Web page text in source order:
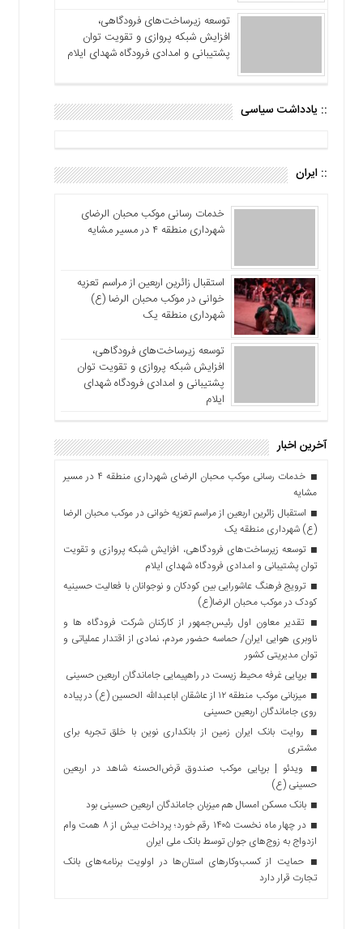
توسعه زیرساخت‌های فرودگاهی،
افزایش شبکه پروازی و تقویت توان
پشتیبانی و امدادی فرودگاه شهدای ایلام
:: یادداشت سیاسی
:: ایران
خدمات رسانی موکب محبان الرضای
شهرداری منطقه ۴ در مسیر مشایه
استقبال زائرین اربعین از مراسم تعزیه
خوانی در موکب محبان الرضا (ع)
شهرداری منطقه یک
توسعه زیرساخت‌های فرودگاهی،
افزایش شبکه پروازی و تقویت توان
پشتیبانی و امدادی فرودگاه شهدای
ایلام
آخرین اخبار
خدمات رسانی موکب محبان الرضای شهرداری منطقه ۴ در مسیر
مشایه
استقبال زائرین اربعین از مراسم تعزیه خوانی در موکب محبان الرضا
(ع) شهرداری منطقه یک
توسعه زیرساخت‌های فرودگاهی، افزایش شبکه پروازی و تقویت
توان پشتیبانی و امدادی فرودگاه شهدای ایلام
ترویج فرهنگ عاشورایی بین کودکان و نوجوانان با فعالیت حسینیه
کودک در موکب محبان الرضا(ع)
تقدیر معاون اول رئیس‌جمهور از کارکنان شرکت فرودگاه ها و
ناوبری هوایی ایران/ حماسه حضور مردم، نمادی از اقتدار عملیاتی و
توان مدیریتی کشور
برپایی غرفه محیط زیست در راهپیمایی جاماندگان اربعین حسینی
میزبانی موکب منطقه ۱۲ از عاشقان اباعبدالله الحسین (ع) در پیاده
روی جاماندگان اربعین حسینی
روایت بانک ایران زمین از بانکداری نوین با خلق تجربه برای
مشتری
ویدئو | برپایی موکب صندوق قرض‌الحسنه شاهد در اربعین
حسینی (ع)
بانک مسکن امسال هم میزبان جاماندگان اربعین حسینی بود
در چهار ماه نخست ۱۴۰۵ رقم خورد؛ پرداخت بیش از ۸ همت وام
ازدواج به زوج‌های جوان توسط بانک ملی ایران
حمایت از کسب‌وکارهای استان‌ها در اولویت برنامه‌های بانک
تجارت قرار دارد